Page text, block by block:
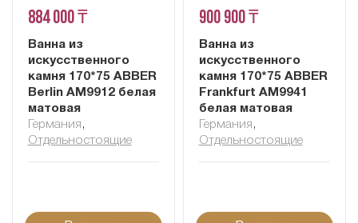
884 000 ₸
Ванна из
искусственного
камня 170*75 ABBER
Berlin AM9912 белая
матовая
Германия ,
Отдельностоящие
900 900 ₸
Ванна из
искусственного
камня 170*75 ABBER
Frankfurt AM9941
белая матовая
Германия ,
Отдельностоящие